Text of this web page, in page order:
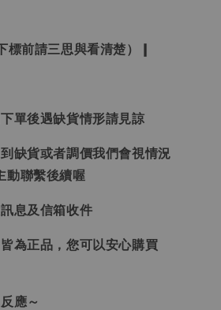
標前請三思與看清楚）❙
單後遇缺貨情形請見諒
缺貨或者調價我們會視情況
動聯繫後續喔
息及信箱收件
為正品，您可以安心購買
應～